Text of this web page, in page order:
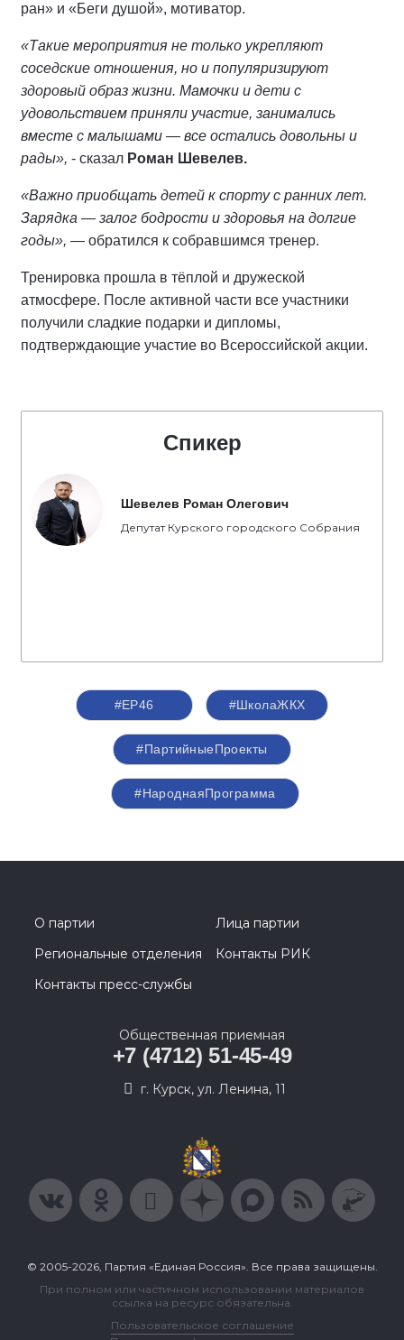
ран» и «Беги душой», мотиватор.
«Такие мероприятия не только укрепляют
соседские отношения, но и популяризируют
здоровый образ жизни. Мамочки и дети с
удовольствием приняли участие, занимались
вместе с малышами — все остались довольны и
рады», - сказал Роман Шевелев.
«Важно приобщать детей к спорту с ранних лет.
Зарядка — залог бодрости и здоровья на долгие
годы», — обратился к собравшимся тренер.
Тренировка прошла в тёплой и дружеской
атмосфере. После активной части все участники
получили сладкие подарки и дипломы,
подтверждающие участие во Всероссийской акции.
Спикер
Шевелев Роман Олегович
Депутат Курского городского Собрания
#ЕР46 #ШколаЖКХ
#ПартийныеПроекты
#НароднаяПрограмма
О партии
Лица партии
Региональные отделения
Контакты РИК
Контакты пресс-службы
Общественная приемная
+7 (4712) 51-45-49
г. Курск, ул. Ленина, 11
© 2005-2026, Партия «Единая Россия». Все права защищены.
При полном или частичном использовании материалов
ссылка на ресурс обязательна.
Пользовательское соглашение